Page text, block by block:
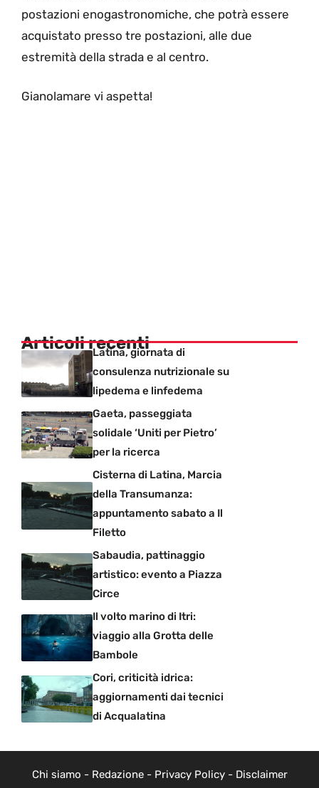
postazioni enogastronomiche, che potrà essere
acquistato presso tre postazioni, alle due
estremità della strada e al centro.
Gianolamare vi aspetta!
Articoli recenti
Latina, giornata di
consulenza nutrizionale su
lipedema e linfedema
Gaeta, passeggiata
solidale ‘Uniti per Pietro’
per la ricerca
Cisterna di Latina, Marcia
della Transumanza:
appuntamento sabato a Il
Filetto
Sabaudia, pattinaggio
artistico: evento a Piazza
Circe
Il volto marino di Itri:
viaggio alla Grotta delle
Bambole
Cori, criticità idrica:
aggiornamenti dai tecnici
di Acqualatina
Chi siamo - Redazione- Privacy Policy- Disclaimer